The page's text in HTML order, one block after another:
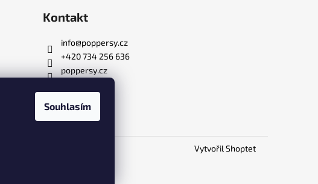
Souhlasím
Kontakt
info@poppersy.cz
+420 734 256 636
poppersy.cz
Vytvořil Shoptet